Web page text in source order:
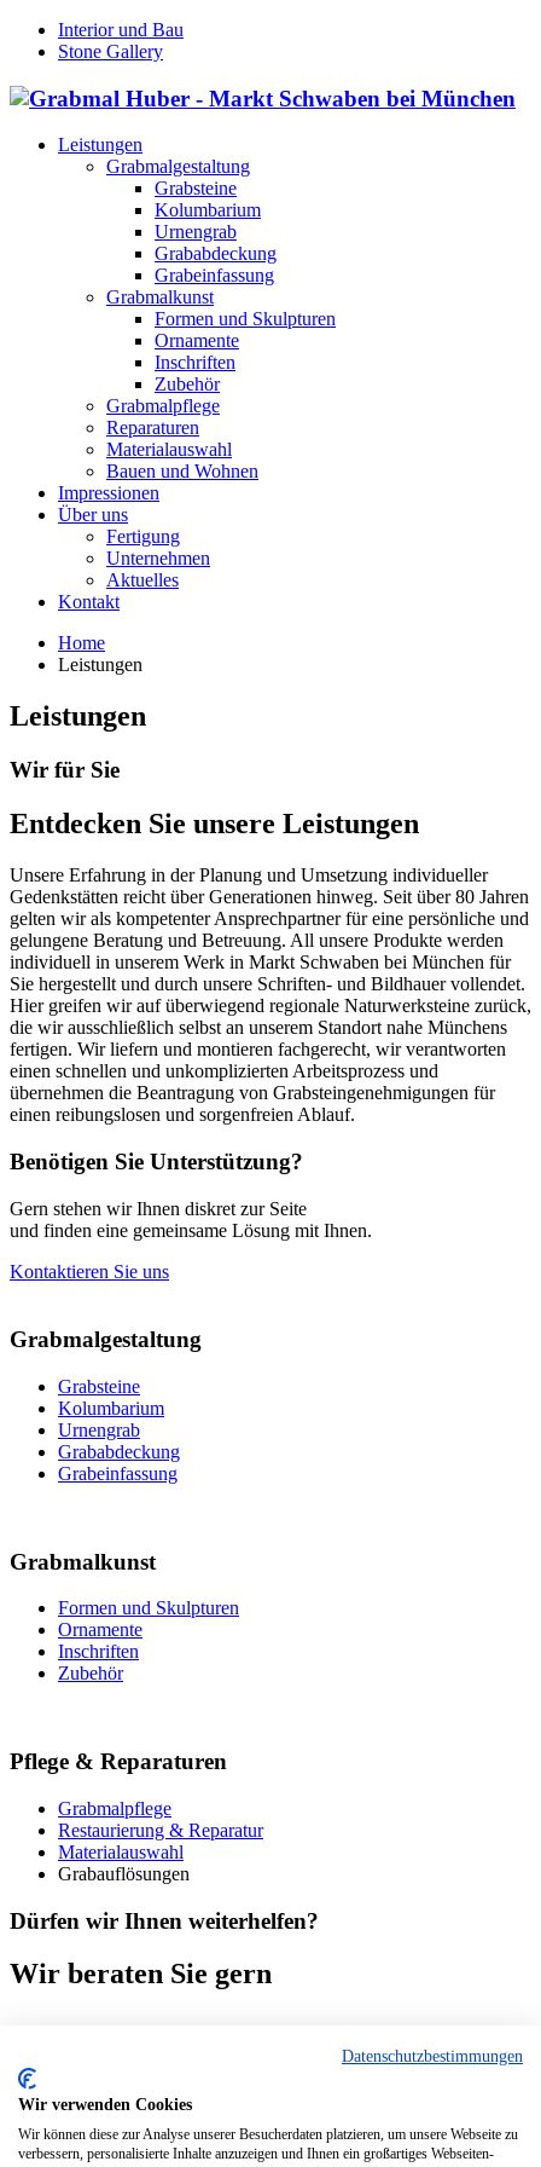
Interior und Bau
Stone Gallery
Leistungen
Grabmalgestaltung
Grabsteine
Kolumbarium
Urnengrab
Grababdeckung
Grabeinfassung
Grabmalkunst
Formen und Skulpturen
Ornamente
Inschriften
Zubehör
Grabmalpflege
Reparaturen
Materialauswahl
Bauen und Wohnen
Impressionen
Über uns
Fertigung
Unternehmen
Aktuelles
Kontakt
Home
Leistungen
Leistungen
Wir für Sie
Entdecken Sie unsere Leistungen
Unsere Erfahrung in der Planung und Umsetzung individueller
Gedenkstätten reicht über Generationen hinweg. Seit über 80 Jahren
gelten wir als kompetenter Ansprechpartner für eine persönliche und
gelungene Beratung und Betreuung. All unsere Produkte werden
individuell in unserem Werk in Markt Schwaben bei München für
Sie hergestellt und durch unsere Schriften- und Bildhauer vollendet.
Hier greifen wir auf überwiegend regionale Naturwerksteine zurück,
die wir ausschließlich selbst an unserem Standort nahe Münchens
fertigen. Wir liefern und montieren fachgerecht, wir verantworten
einen schnellen und unkomplizierten Arbeitsprozess und
übernehmen die Beantragung von Grabsteingenehmigungen für
einen reibungslosen und sorgenfreien Ablauf.
Benötigen Sie Unterstützung?
Gern stehen wir Ihnen diskret zur Seite
und finden eine gemeinsame Lösung mit Ihnen.
Kontaktieren Sie uns
Grabmalgestaltung
Grabsteine
Kolumbarium
Urnengrab
Grababdeckung
Grabeinfassung
Grabmalkunst
Formen und Skulpturen
Ornamente
Inschriften
Zubehör
Pflege & Reparaturen
Grabmalpflege
Restaurierung & Reparatur
Materialauswahl
Grabauflösungen
Dürfen wir Ihnen weiterhelfen?
Wir beraten Sie gern
Natürlich stehen wir Ihnen im Vorfeld aber auch telefonisch oder via
E-Mail
für Ihre Fragen unverbindlich zur Verfügung.
Jetzt unverbindlich anfragen
Datenschutzbestimmungen
Wir verwenden Cookies
Wir können diese zur Analyse unserer Besucherdaten platzieren, um unsere Webseite zu
verbessern, personalisierte Inhalte anzuzeigen und Ihnen ein großartiges Webseiten-